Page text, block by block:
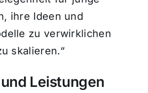
ihre Ideen und
zu verwirklichen
skalieren.“
Leistungen